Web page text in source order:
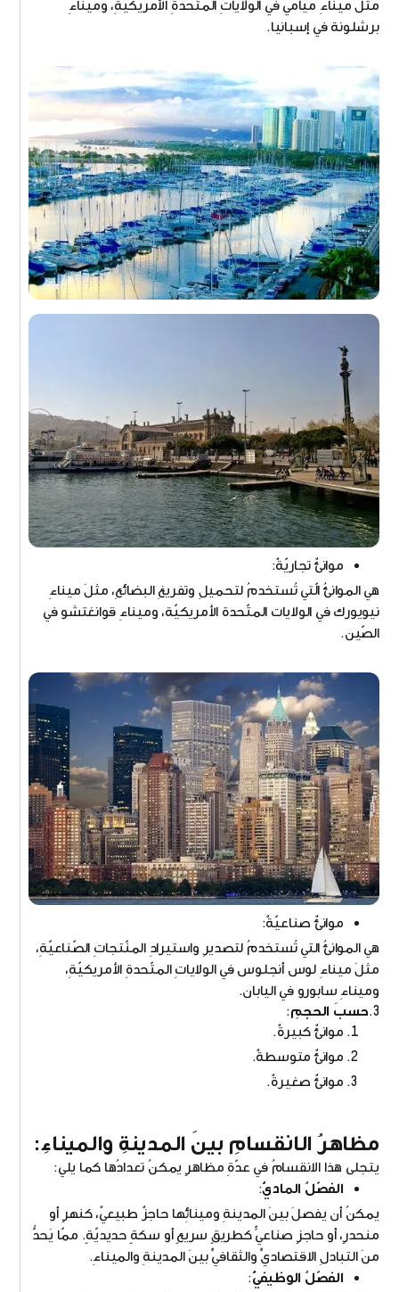
مثلَ ميناءِ ميامي في الولاياتِ المتّحدةِ الأمريكيّةِ، وميناءِ
برشلونة في إسبانيا.
موانئٌ تجاريّةٌ:
هي الموانئُ الّتي تُستخدمُ لتحميلِ وتفريغِ البضائعِ، مثلَ ميناءِ
نيويورك في الولايات المتّحدة الأمريكيّة، وميناءِ قوانغتشو في
الصّين.
موانئٌ صناعيّةٌ:
هي الموانئُ التي تُستخدمُ لتصديرِ واستيرادِ المنّتجاتِ الصّناعيّةِ،
مثلَ ميناءِ لوس أنجلوس في الولاياتِ المتّحدةِ الأمريكيّةِ،
وميناءِ سابورو في اليابان.
3. حسبَ الحجمِ:
موانئٌ كبيرةٌ.
موانئٌ متوسطةٌ.
موانئٌ صغيرةٌ.
مظاهرُ الانقسامِ بينَ المدينةِ والميناءِ:
يتجلى هذا الانقسامُ في عدّةِ مظاهرٍ يمكنُ تعدادُها كما يلي:
الفصّلُ الماديُّ:
يمكنُ أن يفصلَ بينَ المدينةِ ومينائِها حاجزٌ طبيعيٌ، كنهرٍ أو
منحدرٍ، أو حاجزٍ صناعيٍّ كطريقٍ سريعٍ أو سكةٍ حديديّةٍ. ممّا يَحدُّ
منَ التبادلِ الاقتصاديِّ والثقافيِّ بينَ المدينةِ والميناءِ.
الفصّلُ الوظيفيُّ: